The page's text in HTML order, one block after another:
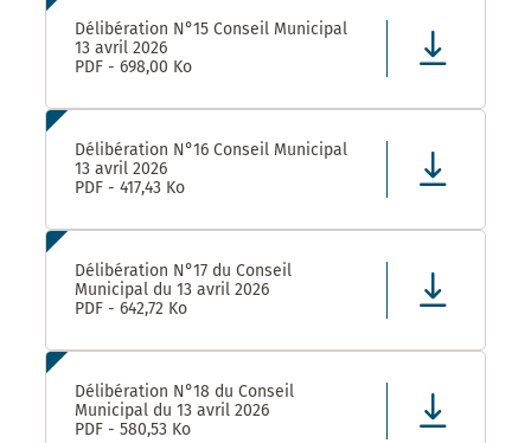
Délibération N°15 Conseil Municipal
13 avril 2026
PDF - 698,00 Ko
Délibération N°16 Conseil Municipal
13 avril 2026
PDF - 417,43 Ko
Délibération N°17 du Conseil
Municipal du 13 avril 2026
PDF - 642,72 Ko
Délibération N°18 du Conseil
Municipal du 13 avril 2026
PDF - 580,53 Ko